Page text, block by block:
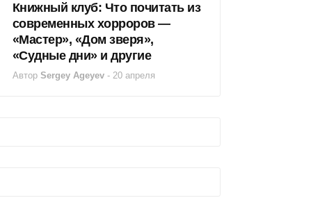
Книжный клуб: Что почитать из
современных хорроров —
«Мастер», «Дом зверя»,
«Судные дни» и другие
Автор Sergey Ageyev - 20 апреля